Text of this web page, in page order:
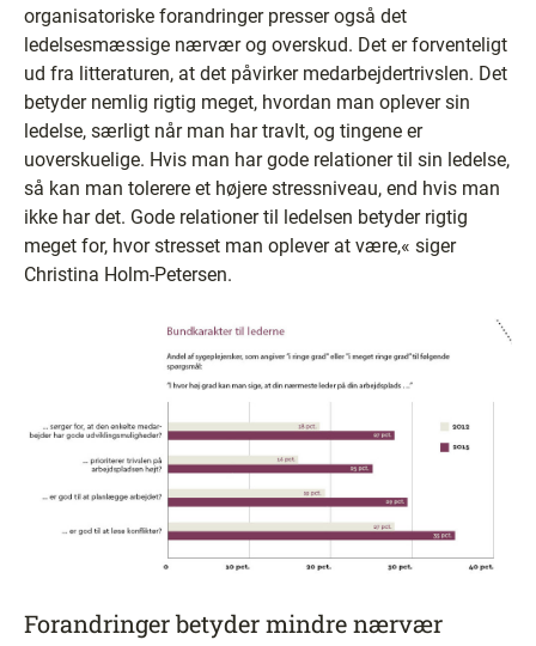
organisatoriske forandringer presser også det
ledelsesmæssige nærvær og overskud. Det er forventeligt
ud fra litteraturen, at det påvirker medarbejdertrivslen. Det
betyder nemlig rigtig meget, hvordan man oplever sin
ledelse, særligt når man har travlt, og tingene er
uoverskuelige. Hvis man har gode relationer til sin ledelse,
så kan man tolerere et højere stressniveau, end hvis man
ikke har det. Gode relationer til ledelsen betyder rigtig
meget for, hvor stresset man oplever at være,« siger
Christina Holm-Petersen.
Forandringer betyder mindre nærvær